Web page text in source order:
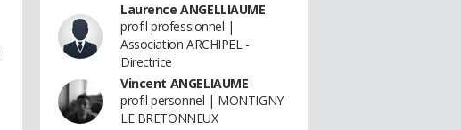
Laurence ANGELLIAUME
profil professionnel |
Association ARCHIPEL -
Directrice
Vincent ANGELIAUME
profil personnel | MONTIGNY
LE BRETONNEUX